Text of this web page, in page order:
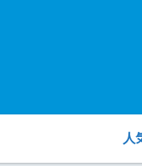
人